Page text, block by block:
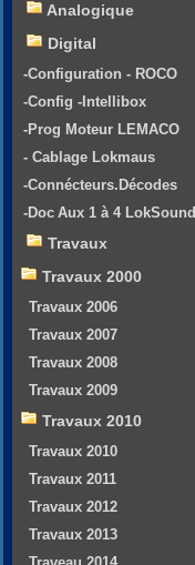
Analogique
Digital
-Configuration - ROCO
-Config -Intellibox
-Prog Moteur LEMACO
- Cablage Lokmaus
-Connécteurs.Décodes
-Doc Aux 1 à 4 LokSound
Travaux
Travaux 2000
Travaux 2006
Travaux 2007
Travaux 2008
Travaux 2009
Travaux 2010
Travaux 2010
Travaux 2011
Travaux 2012
Travaux 2013